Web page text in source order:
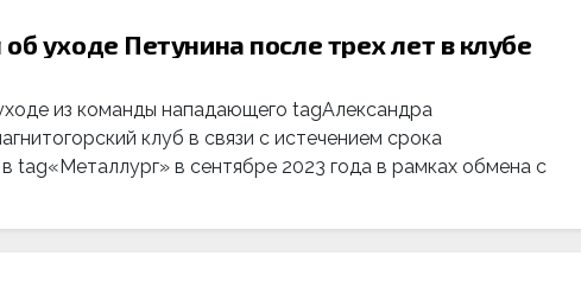
уходе Петунина после трех лет в клубе
из команды нападающего tagАлександра
клуб в связи с истечением срока
tag«Металлург» в сентябре 2023 года в рамках обмена с